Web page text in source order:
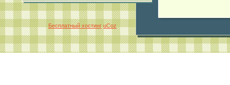
Бесплатный хостинг uCoz